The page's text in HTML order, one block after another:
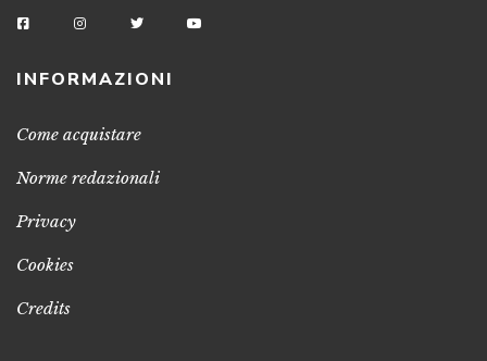
INFORMAZIONI
Come acquistare
Norme redazionali
Privacy
Cookies
Credits